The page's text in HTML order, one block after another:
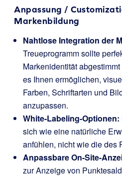
Anpassung /
Markenbildung
Nahtlose Integration der
Treueprogramm sollte
Markenidentität
es Ihnen ermöglichen,
Farben, Schriftarten und
anzupassen.
White-Labeling-Optionen:
sich wie eine natürliche
anfühlen, nicht wie die des
Anpassbare On-Site-
zur Anzeige von